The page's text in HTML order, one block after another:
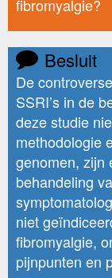
fibromyalgie?
Besluit
De
SSRI’s in de
deze studie
methodologie
genomen, zijn
behandeling
niet
fibromyalgie,
pijnpunten en